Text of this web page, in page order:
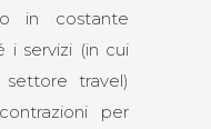
in costante
i servizi (in cui
travel)
per